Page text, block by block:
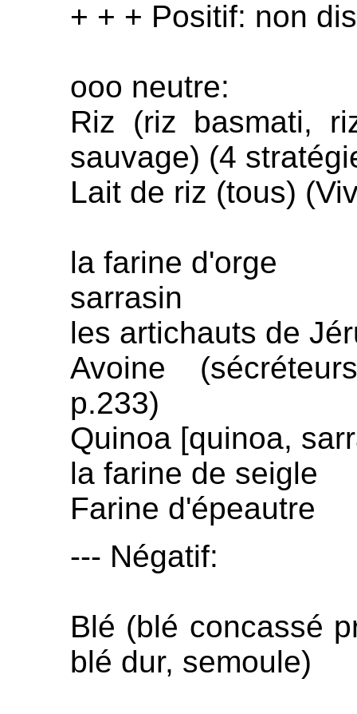
+ + + Positif: non
ooo neutre:
Riz (riz basmati,
sauvage) (4
Lait de riz (tous)
la farine d'orge
sarrasin
les artichauts de
Avoine
p.233)
Quinoa [quinoa,
la farine de seigle
Farine d'épeautre
--- Négatif:
Blé (blé concassé
blé dur, semoule)